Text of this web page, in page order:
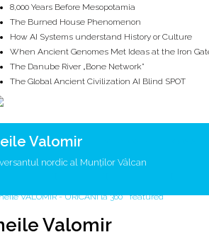
8,000 Years Before Mesopotamia
The Burned House Phenomenon
How AI Systems understand History or Culture
When Ancient Genomes Met Ideas at the Iron
The Danube River „Bone Network”
The Global Ancient Civilization AI Blind SPOT
ISTORIE
Valomir
nordic al Munților Vâlcan
Valomir